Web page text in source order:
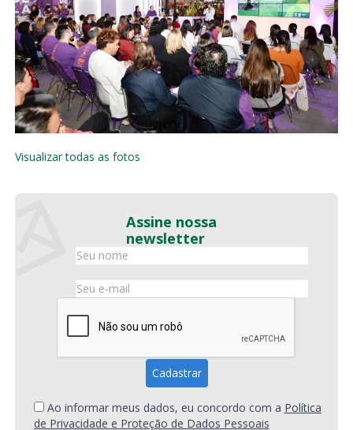
Visualizar todas as fotos
Assine nossa
newsletter
Ao informar meus dados, eu concordo com a Política
de Privacidade e Proteção de Dados Pessoais